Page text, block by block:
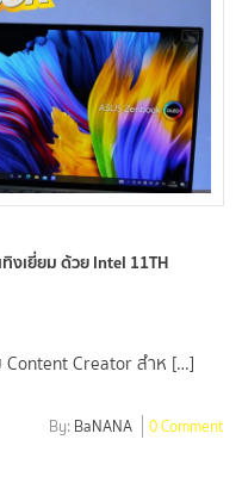
งเยี่ยม ด้วย Intel 11TH
Content Creator สำห […]
By: BaNANA 0 Comment